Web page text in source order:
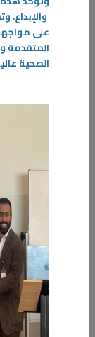
الدراسة وليالي
نمط الحياة خلال
شهر رمضان المبارك
والإبداع،
على
المتقدمة
الصحية